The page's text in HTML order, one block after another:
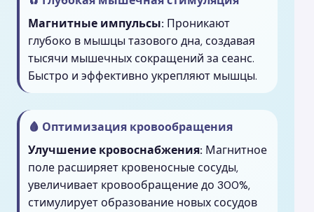
Магнитные импульсы: Проникают
глубоко в мышцы тазового дна, создавая
тысячи мышечных сокращений за сеанс.
Быстро и эффективно укрепляют мышцы.
🩸 Оптимизация кровообращения
Улучшение кровоснабжения: Магнитное
поле расширяет кровеносные сосуды,
увеличивает кровообращение до 300%,
стимулирует образование новых сосудов